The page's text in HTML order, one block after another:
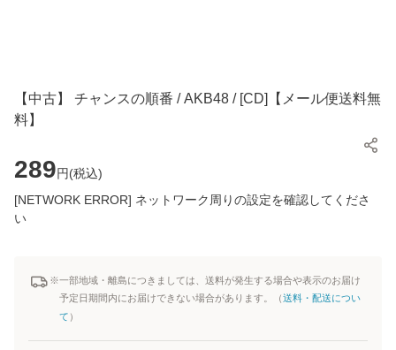
【中古】 チャンスの順番 / AKB48 / [CD]【メール便送料無
料】
289円(税込)
[NETWORK ERROR] ネットワーク周りの設定を確認してくださ
い
※一部地域・離島につきましては、送料が発生する場合や表示のお届け
予定日期間内にお届けできない場合があります。（送料・配送につい
て ）